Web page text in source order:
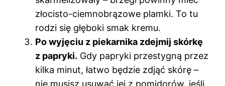
złocisto-ciemnobrązowe plamki. To tu
rodzi się głęboki smak kremu.
Po wyjęciu z piekarnika zdejmij skórkę
z papryki. Gdy papryki przestygną przez
kilka minut, łatwo będzie zdjąć skórę –
nie musisz usuwać jej z pomidorów, jeśli